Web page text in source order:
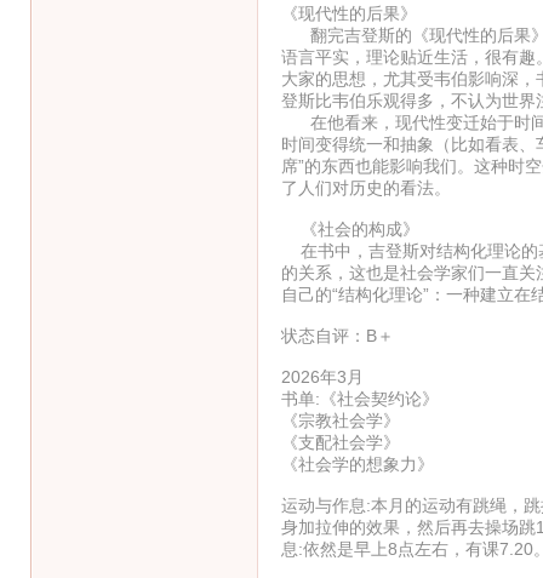
《现代性的后果》
翻完吉登斯的《现代性的后果》
语言平实，理论贴近生活，很有趣
大家的思想，尤其受韦伯影响深，
登斯比韦伯乐观得多，不认为世界
在他看来，现代性变迁始于时间
时间变得统一和抽象（比如看表、
席”的东西也能影响我们。这种时
了人们对历史的看法。
《社会的构成》
在书中，吉登斯对结构化理论的
的关系，这也是社会学家们一直
自己的“结构化理论”：一种建立在
状态自评：B＋
2026年3月
书单:《社会契约论》
《宗教社会学》
《支配社会学》
《社会学的想象力》
运动与作息:本月的运动有跳绳，
身加拉伸的效果，然后再去操场
息:依然是早上8点左右，有课7.20